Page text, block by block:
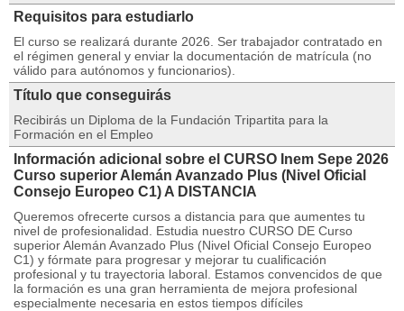
Requisitos para estudiarlo
El curso se realizará durante 2026. Ser trabajador contratado en
el régimen general y enviar la documentación de matrícula (no
válido para autónomos y funcionarios).
Título que conseguirás
Recibirás un Diploma de la Fundación Tripartita para la
Formación en el Empleo
Información adicional sobre el CURSO Inem Sepe 2026
Curso superior Alemán Avanzado Plus (Nivel Oficial
Consejo Europeo C1) A DISTANCIA
Queremos ofrecerte cursos a distancia para que aumentes tu
nivel de profesionalidad. Estudia nuestro CURSO DE Curso
superior Alemán Avanzado Plus (Nivel Oficial Consejo Europeo
C1) y fórmate para progresar y mejorar tu cualificación
profesional y tu trayectoria laboral. Estamos convencidos de que
la formación es una gran herramienta de mejora profesional
especialmente necesaria en estos tiempos difíciles